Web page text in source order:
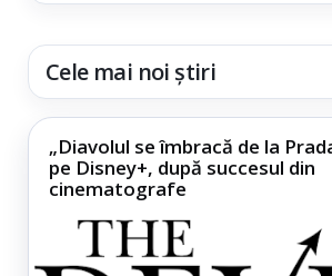
Cele mai noi știri
„Diavolul se îmbracă de la
pe Disney+, după succesul din
cinematografe